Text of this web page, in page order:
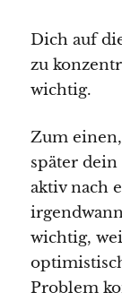
Dich auf
zu
wichtig.
Zum
später
aktiv nach
wichtig,
Problem